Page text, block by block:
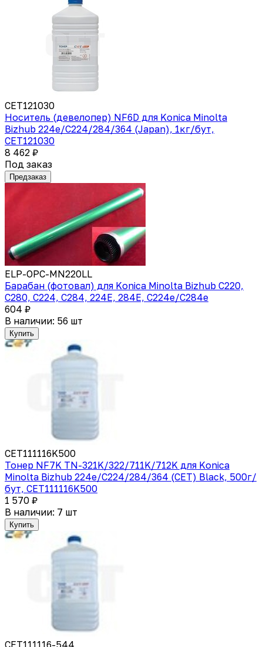
CET121030
Носитель (девелопер) NF6D для Konica Minolta
Bizhub 224e/C224/284/364 (Japan), 1кг/бут,
CET121030
8 462 ₽
Под заказ
Предзаказ
ELP-OPC-MN220LL
Барабан (фотовал) для Konica Minolta Bizhub C220,
C280, C224, C284, 224E, 284E, C224e/C284e
604 ₽
В наличии: 56 шт
Купить
CET111116K500
Тонер NF7K TN-321K/322/711K/712K для Konica
Minolta Bizhub 224e/C224/284/364 (CET) Black, 500г/
бут, CET111116K500
1 570 ₽
В наличии: 7 шт
Купить
CET111116-544